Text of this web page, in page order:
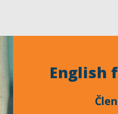
English